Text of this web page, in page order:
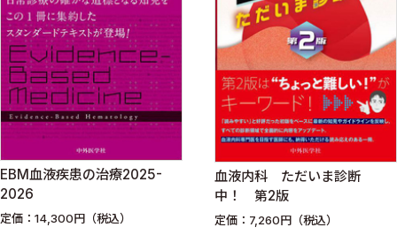
EBM血液疾患の治療2025-
2026
定価：14,300円（税込）
血液内科 ただいま診断
中！ 第2版
定価：7,260円（税込）